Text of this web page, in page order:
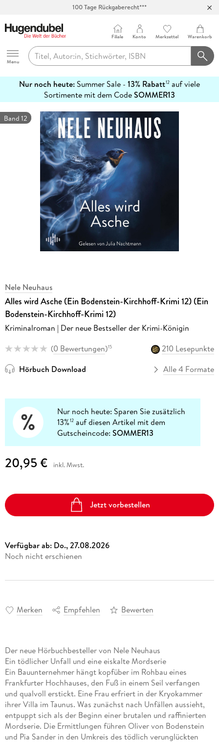
Hugendubel
Menu
Filiale Konto Merkzettel Warenkorb
Nur noch heute: Summer Sale - 13% Rabatt12 auf viele
Sortimente mit dem CodeSOMMER13
erfahren
Band 12
Nele Neuhaus
Alles wird Asche (Ein Bodenstein-Kirchhoff-Krimi 12) (Ein
Bodenstein-Kirchhoff-Krimi 12)
Kriminalroman | Der neue Bestseller der Krimi-Königin
(0 Bewertungen)15
210 Lesepunkte
Hörbuch Download
Alle 4 Formate
Nur noch heute: Sparen Sie zusätzlich
13%12 auf diesen Artikel mit dem
Gutscheincode:SOMMER13
20,95 € inkl. Mwst.
Jetzt vorbestellen
Verfügbar ab: Do., 27.08.2026
Noch nicht erschienen
Merken Empfehlen Bewerten
Der neue Hörbuchbesteller von Nele Neuhaus
Ein tödlicher Unfall und eine eiskalte Mordserie
Ein Bauunternehmer hängt kopfüber im Rohbau eines
Frankfurter Hochhauses, den Fuß in einem Seil verfangen
und qualvoll erstickt. Eine Frau erfriert in der Kryokammer
ihrer Villa im Taunus. Was zunächst nach Unfällen aussieht,
entpuppt sich als der Beginn einer brutalen und raffinierten
Mordserie. Die Ermittlungen führen Oliver von Bodenstein
und Pia Sander in den Umkreis des tödlich verunglückten